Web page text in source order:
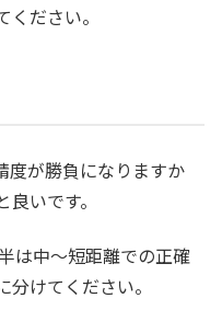
ださい。
度が勝負になりますか
いです。
は中〜短距離での正確
けてください。